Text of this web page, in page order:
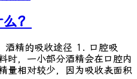
？
酒精的吸收途径 1. 口腔吸
时，一小部分酒精会在口腔内
量相对较少，因为吸收表面积